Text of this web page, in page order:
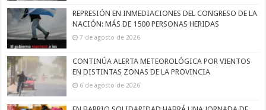
REPRESIÓN EN INMEDIACIONES DEL CONGRESO DE LA
NACIÓN: MÁS DE 1500 PERSONAS HERIDAS
7 de agosto de 2026
CONTINÚA ALERTA METEOROLÓGICA POR VIENTOS
EN DISTINTAS ZONAS DE LA PROVINCIA
6 de agosto de 2026